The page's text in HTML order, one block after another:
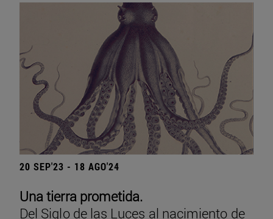
20 SEP'23 - 18 AGO'24
Una tierra prometida.
Del Siglo de las Luces al nacimiento de